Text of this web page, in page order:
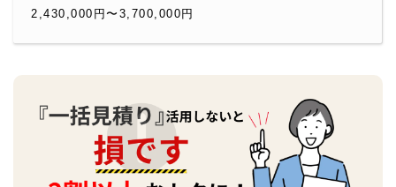
2,430,000円〜3,700,000円